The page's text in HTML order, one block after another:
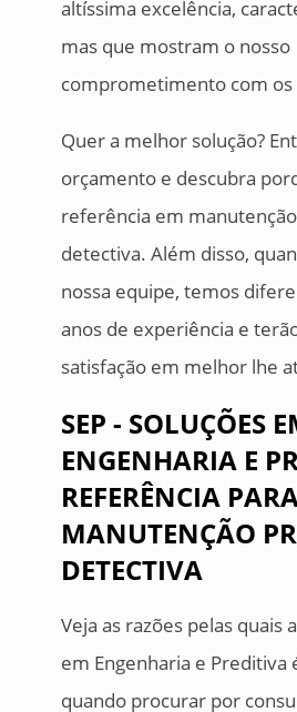
altíssima excelência,
mas que mostram o nosso
comprometimento com os
Quer a melhor solução?
orçamento e descubra
referência em
detectiva. Além disso,
nossa equipe, temos
anos de experiência e
satisfação em melhor lhe
SEP - SOLUÇÕES
ENGENHARIA E
REFERÊNCIA
MANUTENÇÃO
DETECTIVA
Veja as razões pelas quais
em Engenharia e Preditiva
quando procurar por